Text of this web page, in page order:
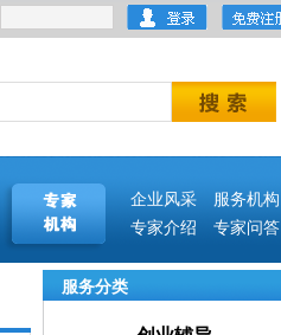
企业风采
服务机构
专家介绍 专家问答
服务分类